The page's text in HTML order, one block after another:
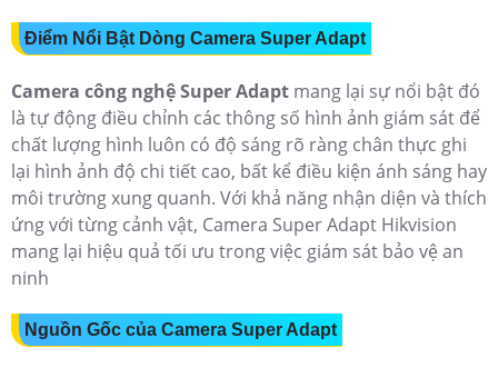
Điểm Nổi Bật Dòng Camera Super Adapt
Camera công nghệ Super Adapt mang lại sự nổi bật đó
là tự động điều chỉnh các thông số hình ảnh giám sát để
chất lượng hình luôn có độ sáng rõ ràng chân thực ghi
lại hình ảnh độ chi tiết cao, bất kể điều kiện ánh sáng hay
môi trường xung quanh. Với khả năng nhận diện và thích
ứng với từng cảnh vật, Camera Super Adapt Hikvision
mang lại hiệu quả tối ưu trong việc giám sát bảo vệ an
ninh
Nguồn Gốc của Camera Super Adapt